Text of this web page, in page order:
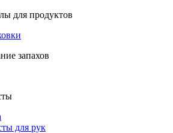
для продуктов
запахов
для рук